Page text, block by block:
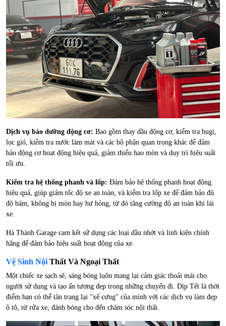
Dịch vụ bảo dưỡng động cơ: Bao gồm thay dầu động cơ, kiểm tra bugi,
lọc gió, kiểm tra nước làm mát và các bộ phận quan trọng khác để đảm
bảo động cơ hoạt động hiệu quả, giảm thiểu hao mòn và duy trì hiệu suất
tối ưu.
Kiểm tra hệ thống phanh và lốp: Đảm bảo hệ thống phanh hoạt động
hiệu quả, giúp giảm tốc độ xe an toàn, và kiểm tra lốp xe để đảm bảo đủ
độ bám, không bị mòn hay hư hỏng, từ đó tăng cường độ an toàn khi lái
xe.
Hà Thành Garage cam kết sử dụng các loại dầu nhớt và linh kiện chính
hãng để đảm bảo hiệu suất hoạt động của xe.
Vệ Sinh Nội Thất Và Ngoại Thất
Một chiếc xe sạch sẽ, sáng bóng luôn mang lại cảm giác thoải mái cho
người sử dụng và tạo ấn tượng đẹp trong những chuyến đi. Dịp Tết là thời
điểm bạn có thể tân trang lại "xế cưng" của mình với các dịch vụ làm đẹp
ô tô, từ rửa xe, đánh bóng cho đến chăm sóc nội thất.